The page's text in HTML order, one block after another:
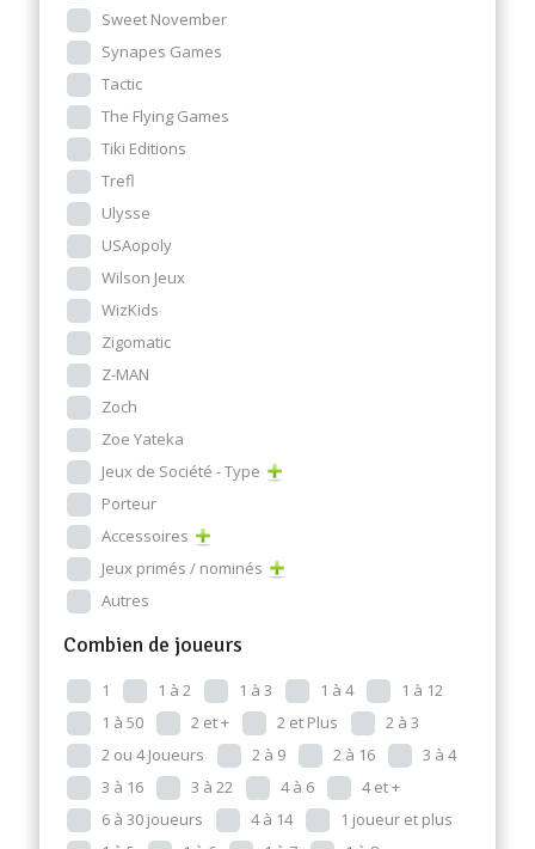
Sweet November
Synapes Games
Tactic
The Flying Games
Tiki Editions
Trefl
Ulysse
USAopoly
Wilson Jeux
WizKids
Zigomatic
Z-MAN
Zoch
Zoe Yateka
Jeux de Société - Type
Porteur
Accessoires
Jeux primés / nominés
Autres
Combien de joueurs
1 1 à 2 1 à 3 1 à 4
1 à 12
1 à 50
2 et + 2 et Plus
2 à 3
2 ou 4 Joueurs
2 à 9 2 à 16
3 à 4
3 à 16
3 à 22 4 à 6
4 et +
6 à 30 joueurs
4 à 14
1 joueur et plus